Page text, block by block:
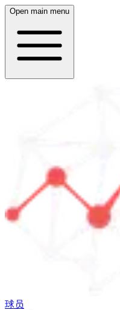
Open main menu
球员